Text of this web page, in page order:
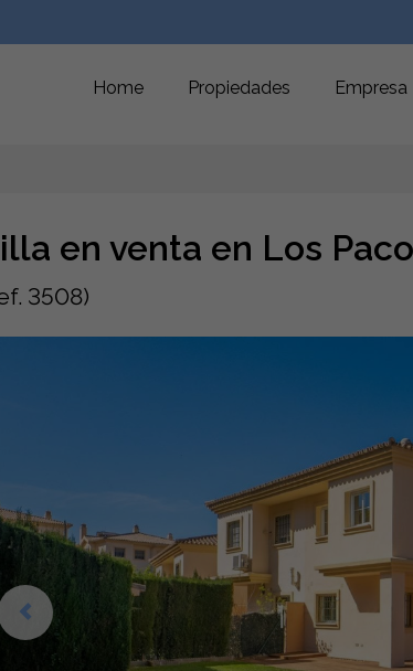
Home Propiedades Empresa
en venta en Los
3508)